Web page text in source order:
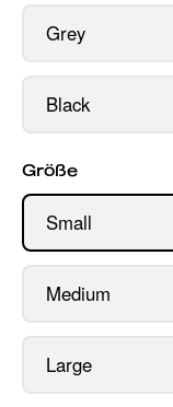
Grey
Black
Größe
Small
Medium
Large